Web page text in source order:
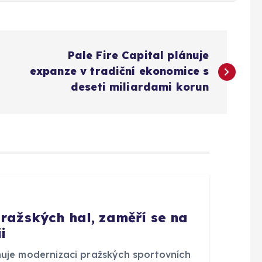
Pale Fire Capital plánuje
expanze v tradiční ekonomice s
deseti miliardami korun
hal, zaměří se na
modernizaci pražských sportovních